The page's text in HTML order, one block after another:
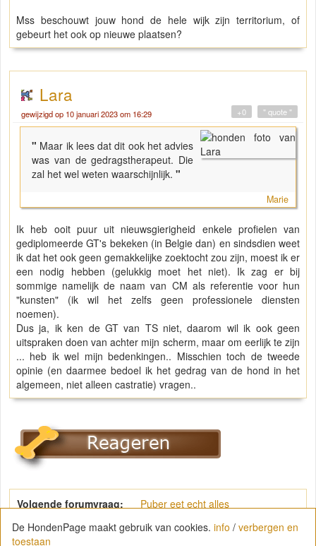
Mss beschouwt jouw hond de hele wijk zijn territorium, of
gebeurt het ook op nieuwe plaatsen?
Lara
gewijzigd op 10 januari 2023 om 16:29 " quote "
+0
" Maar ik lees dat dit ook het advies
was van de gedragstherapeut. Die
zal het wel weten waarschijnlijk. "
Marie
Ik heb ooit puur uit nieuwsgierigheid enkele profielen van
gediplomeerde GT's bekeken (in Belgie dan) en sindsdien weet
ik dat het ook geen gemakkelijke zoektocht zou zijn, moest ik er
een nodig hebben (gelukkig moet het niet). Ik zag er bij
sommige namelijk de naam van CM als referentie voor hun
"kunsten" (ik wil het zelfs geen professionele diensten
noemen).
Dus ja, ik ken de GT van TS niet, daarom wil ik ook geen
uitspraken doen van achter mijn scherm, maar om eerlijk te zijn
... heb ik wel mijn bedenkingen.. Misschien toch de tweede
opinie (en daarmee bedoel ik het gedrag van de hond in het
algemeen, niet alleen castratie) vragen..
Volgende forumvraag:
Puber eet echt alles
De HondenPage maakt gebruik van cookies. info / verbergen en
toestaan